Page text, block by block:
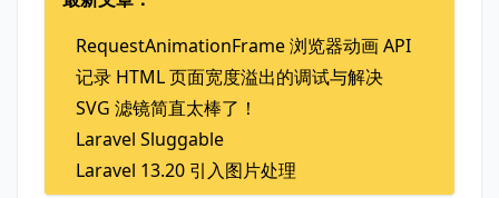
RequestAnimationFrame 浏览器动画 API
记录 HTML 页面宽度溢出的调试与解决
SVG 滤镜简直太棒了！
Laravel Sluggable
Laravel 13.20 引入图片处理